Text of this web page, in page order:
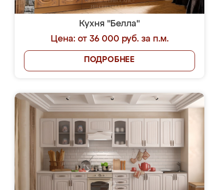
Кухня "Белла"
Цена: от 36 000 руб. за п.м.
ПОДРОБНЕЕ